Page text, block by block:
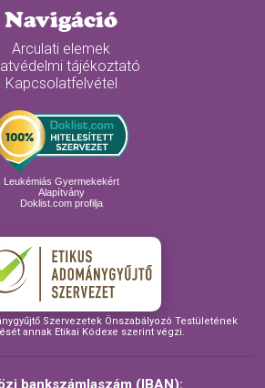
Navigáció
Arculati elemek
tájékoztató
Kapcsolatfelvétel
Leukémiás Gyermekekért
Alapítvány
Doklist.com profilja
Szervezetek Önszabályozó Testületének
annak Etikai Kódexe szerint végzi.
bankszámlaszám (IBAN):